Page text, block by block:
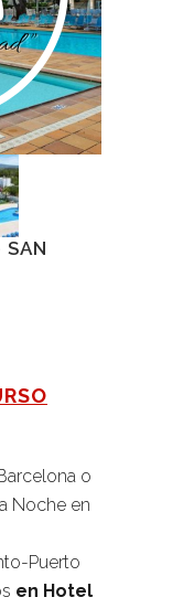
SAN
o
Noche en
Puerto
en Hotel